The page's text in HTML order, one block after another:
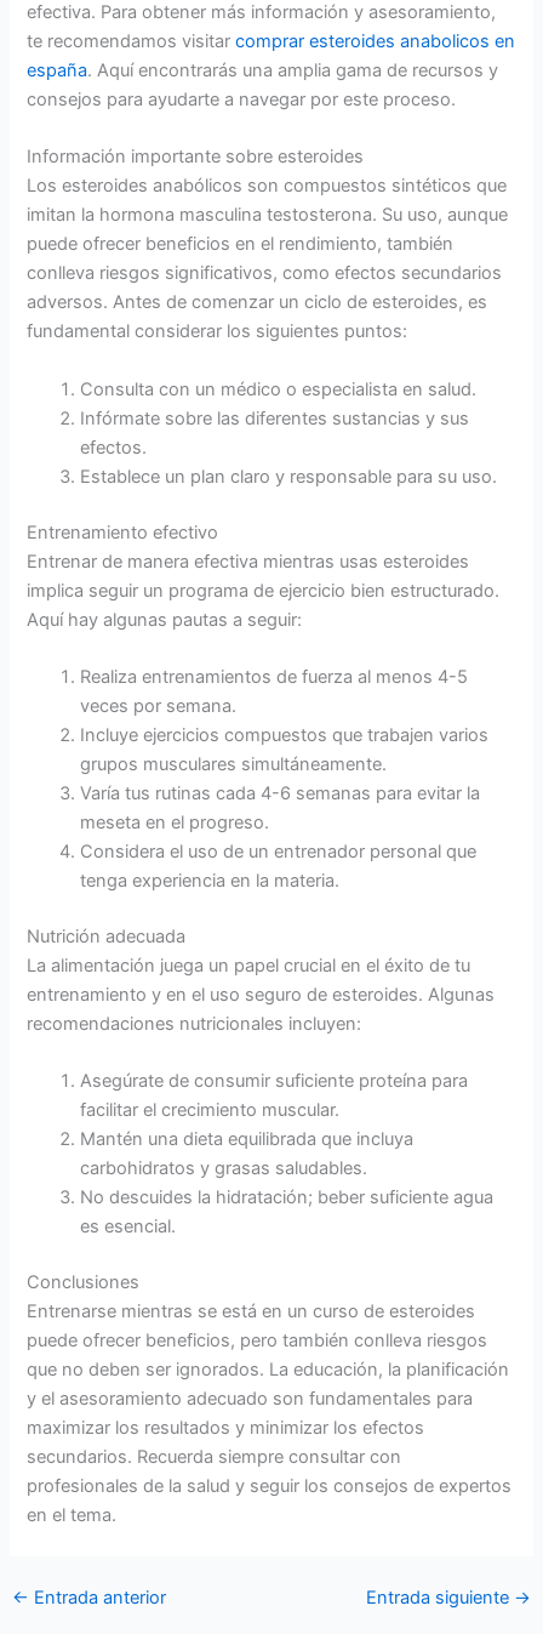
efectiva. Para obtener más información y asesoramiento,
te recomendamos visitarcomprar esteroides anabolicos en
españa. Aquí encontrarás una amplia gama de recursos y
consejos para ayudarte a navegar por este proceso.
Información importante sobre esteroides
Los esteroides anabólicos son compuestos sintéticos que
imitan la hormona masculina testosterona. Su uso, aunque
puede ofrecer beneficios en el rendimiento, también
conlleva riesgos significativos, como efectos secundarios
adversos. Antes de comenzar un ciclo de esteroides, es
fundamental considerar los siguientes puntos:
Consulta con un médico o especialista en salud.
Infórmate sobre las diferentes sustancias y sus
efectos.
Establece un plan claro y responsable para su uso.
Entrenamiento efectivo
Entrenar de manera efectiva mientras usas esteroides
implica seguir un programa de ejercicio bien estructurado.
Aquí hay algunas pautas a seguir:
Realiza entrenamientos de fuerza al menos 4-5
veces por semana.
Incluye ejercicios compuestos que trabajen varios
grupos musculares simultáneamente.
Varía tus rutinas cada 4-6 semanas para evitar la
meseta en el progreso.
Considera el uso de un entrenador personal que
tenga experiencia en la materia.
Nutrición adecuada
La alimentación juega un papel crucial en el éxito de tu
entrenamiento y en el uso seguro de esteroides. Algunas
recomendaciones nutricionales incluyen:
Asegúrate de consumir suficiente proteína para
facilitar el crecimiento muscular.
Mantén una dieta equilibrada que incluya
carbohidratos y grasas saludables.
No descuides la hidratación; beber suficiente agua
es esencial.
Conclusiones
Entrenarse mientras se está en un curso de esteroides
puede ofrecer beneficios, pero también conlleva riesgos
que no deben ser ignorados. La educación, la planificación
y el asesoramiento adecuado son fundamentales para
maximizar los resultados y minimizar los efectos
secundarios. Recuerda siempre consultar con
profesionales de la salud y seguir los consejos de expertos
en el tema.
← Entrada anterior Entrada siguiente →